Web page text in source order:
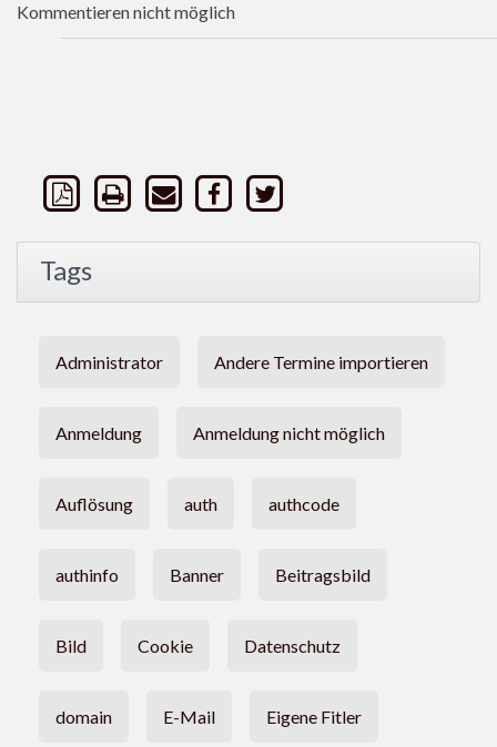
Kommentieren nicht möglich
Tags
Administrator Andere Termine importieren
Anmeldung Anmeldung nicht möglich
Auflösung auth authcode
authinfo Banner Beitragsbild
Bild Cookie Datenschutz
domain E-Mail Eigene Fitler